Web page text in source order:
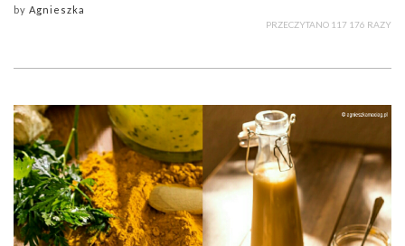
by Agnieszka
PRZECZYTANO 117 176 RAZY